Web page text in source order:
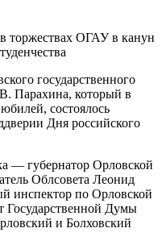
государственного
Парахина, который в
состоялось
Дня российского
— губернатор Орловской
Облсовета Леонид
инспектор по Орловской
Государственной Думы
и Болховский